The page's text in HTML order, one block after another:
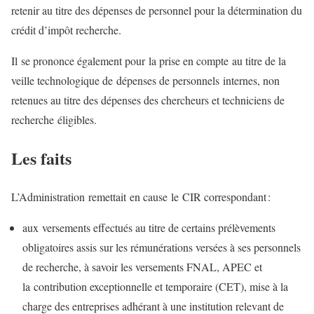
retenir au titre des dépenses de personnel pour la détermination du
crédit d’impôt recherche.
Il se prononce également pour la prise en compte au titre de la
veille technologique de dépenses de personnels internes, non
retenues au titre des dépenses des chercheurs et techniciens de
recherche éligibles.
Les faits
L’Administration remettait en cause le CIR correspondant :
aux versements effectués au titre de certains prélèvements
obligatoires assis sur les rémunérations versées à ses personnels
de recherche, à savoir les versements FNAL, APEC et
la contribution exceptionnelle et temporaire (CET), mise à la
charge des entreprises adhérant à une institution relevant de